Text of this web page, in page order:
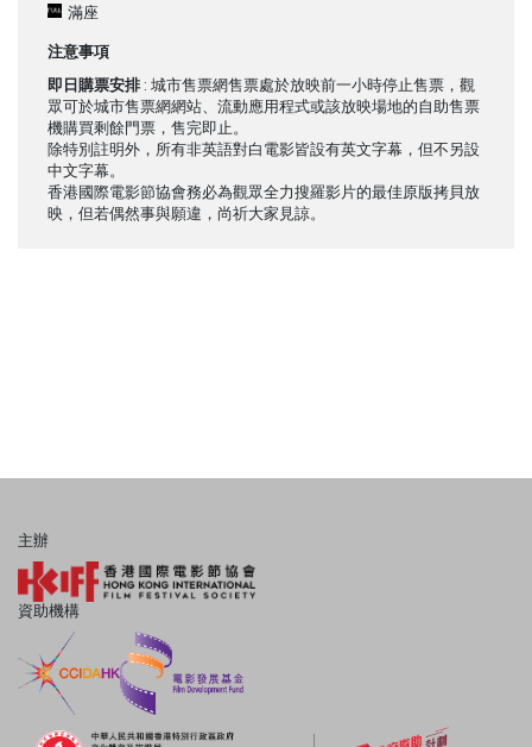
滿座
注意事項
即日購票安排 : 城市售票網售票處於放映前一小時停止售票，觀
眾可於城市售票網網站、流動應用程式或該放映場地的自助售票
機購買剩餘門票，售完即止。
除特別註明外，所有非英語對白電影皆設有英文字幕，但不另設
中文字幕。
香港國際電影節協會務必為觀眾全力搜羅影片的最佳原版拷貝放
映，但若偶然事與願違，尚祈大家見諒。
主辦
資助機構